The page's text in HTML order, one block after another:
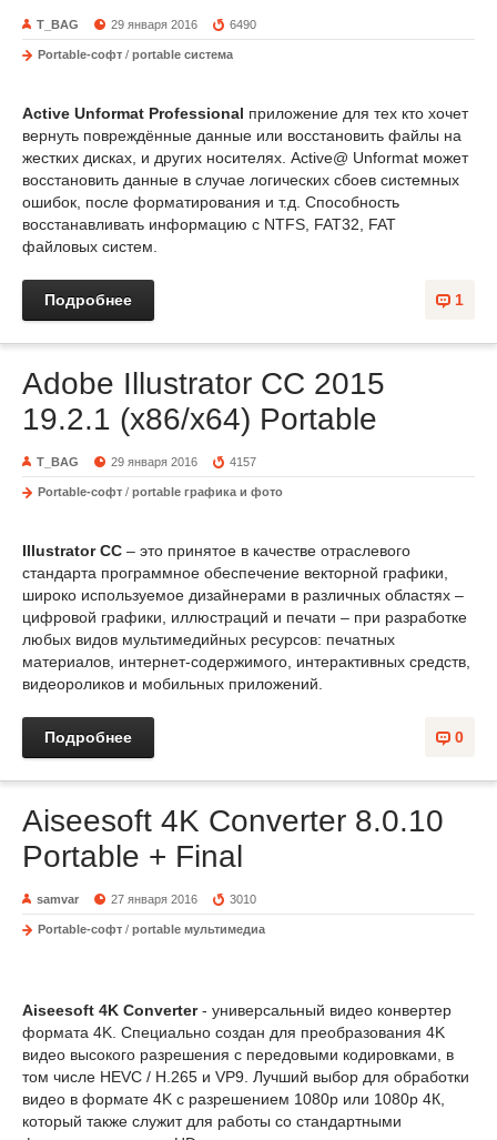
T_BAG 29 января 2016 6490
Portable-софт / portable система
Active Unformat Professional приложение для тех кто хочет
вернуть повреждённые данные или восстановить файлы на
жестких дисках, и других носителях. Active@ Unformat может
восстановить данные в случае логических сбоев системных
ошибок, после форматирования и т.д. Способность
восстанавливать информацию с NTFS, FAT32, FAT
файловых систем.
1
Подробнее
Adobe Illustrator CC 2015
19.2.1 (x86/x64) Portable
T_BAG 29 января 2016 4157
Portable-софт / portable графика и фото
Illustrator CC – это принятое в качестве отраслевого
стандарта программное обеспечение векторной графики,
широко используемое дизайнерами в различных областях –
цифровой графики, иллюстраций и печати – при разработке
любых видов мультимедийных ресурсов: печатных
материалов, интернет-содержимого, интерактивных средств,
видеороликов и мобильных приложений.
0
Подробнее
Aiseesoft 4K Converter 8.0.10
Portable + Final
samvar 27 января 2016 3010
Portable-софт / portable мультимедиа
Aiseesoft 4K Converter- универсальный видео конвертер
формата 4K. Специально создан для преобразования 4K
видео высокого разрешения с передовыми кодировками, в
том числе HEVC / H.265 и VP9. Лучший выбор для обработки
видео в формате 4K с разрешением 1080p или 1080p 4К,
который также служит для работы со стандартными